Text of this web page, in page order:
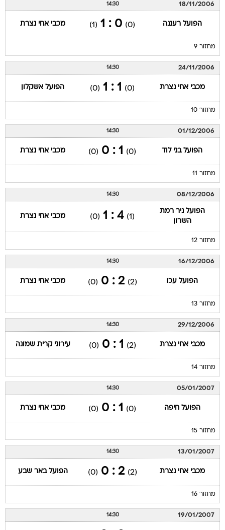
18/11/2006
14:30
הפועל רעננה (0)
0 : 1
(1) מכבי אחי נצרת
מחזור 9
24/11/2006
14:30
מכבי אחי נצרת (0)
1 : 1
(0) הפועל אשקלון
מחזור 10
01/12/2006
14:30
הפועל בני לוד (0)
1 : 0
(0) מכבי אחי נצרת
מחזור 11
08/12/2006
14:30
הפועל ניר רמת
השרון
(1)
4 : 1
(0) מכבי אחי נצרת
מחזור 12
16/12/2006
14:30
הפועל עכו (2)
2 : 0
(0) מכבי אחי נצרת
מחזור 13
29/12/2006
14:30
מכבי אחי נצרת (2)
1 : 0
(0) עירוני קרית שמונה
מחזור 14
05/01/2007
14:30
הפועל חיפה (0)
1 : 0
(0) מכבי אחי נצרת
מחזור 15
13/01/2007
14:30
מכבי אחי נצרת (2)
2 : 0
(0) הפועל באר שבע
מחזור 16
19/01/2007
14:30